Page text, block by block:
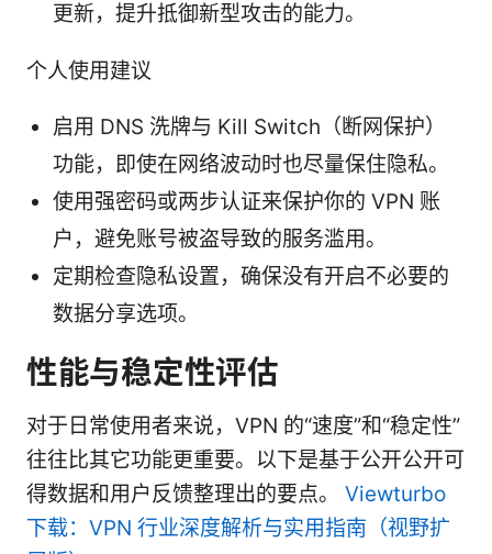
更新，提升抵御新型攻击的能力。
个人使用建议
启用 DNS 洗牌与 Kill Switch（断网保护）
功能，即使在网络波动时也尽量保住隐私。
使用强密码或两步认证来保护你的 VPN 账
户，避免账号被盗导致的服务滥用。
定期检查隐私设置，确保没有开启不必要的
数据分享选项。
性能与稳定性评估
对于日常使用者来说，VPN 的“速度”和“稳定性”
往往比其它功能更重要。以下是基于公开公开可
得数据和用户反馈整理出的要点。 Viewturbo
下载：VPN 行业深度解析与实用指南（视野扩